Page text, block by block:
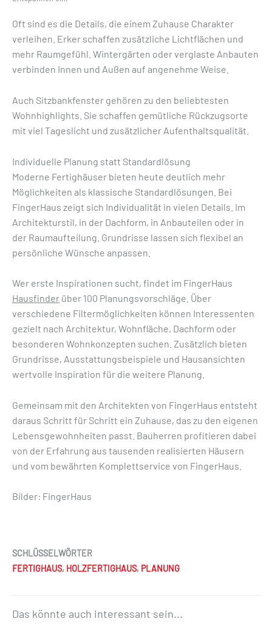
Oft sind es die Details, die einem Zuhause Charakter
verleihen. Erker schaffen zusätzliche Lichtflächen und
mehr Raumgefühl. Wintergärten oder verglaste Anbauten
verbinden Innen und Außen auf angenehme Weise.
Auch Sitzbankfenster gehören zu den beliebtesten
Wohnhighlights. Sie schaffen gemütliche Rückzugsorte
mit viel Tageslicht und zusätzlicher Aufenthaltsqualität.
Individuelle Planung statt Standardlösung
Moderne Fertighäuser bieten heute deutlich mehr
Möglichkeiten als klassische Standardlösungen. Bei
FingerHaus zeigt sich Individualität in vielen Details. Im
Architekturstil, in der Dachform, in Anbauteilen oder in
der Raumaufteilung. Grundrisse lassen sich flexibel an
persönliche Wünsche anpassen.
Wer erste Inspirationen sucht, findet im FingerHaus
Hausfinder über 100 Planungsvorschläge. Über
verschiedene Filtermöglichkeiten können Interessenten
gezielt nach Architektur, Wohnfläche, Dachform oder
besonderen Wohnkonzepten suchen. Zusätzlich bieten
Grundrisse, Ausstattungsbeispiele und Hausansichten
wertvolle Inspiration für die weitere Planung.
Gemeinsam mit den Architekten von FingerHaus entsteht
daraus Schritt für Schritt ein Zuhause, das zu den eigenen
Lebensgewohnheiten passt. Bauherren profitieren dabei
von der Erfahrung aus tausenden realisierten Häusern
und vom bewährten Komplettservice von FingerHaus.
Bilder: FingerHaus
SCHLÜSSELWÖRTER
FERTIGHAUS, HOLZFERTIGHAUS, PLANUNG
Das könnte auch interessant sein...